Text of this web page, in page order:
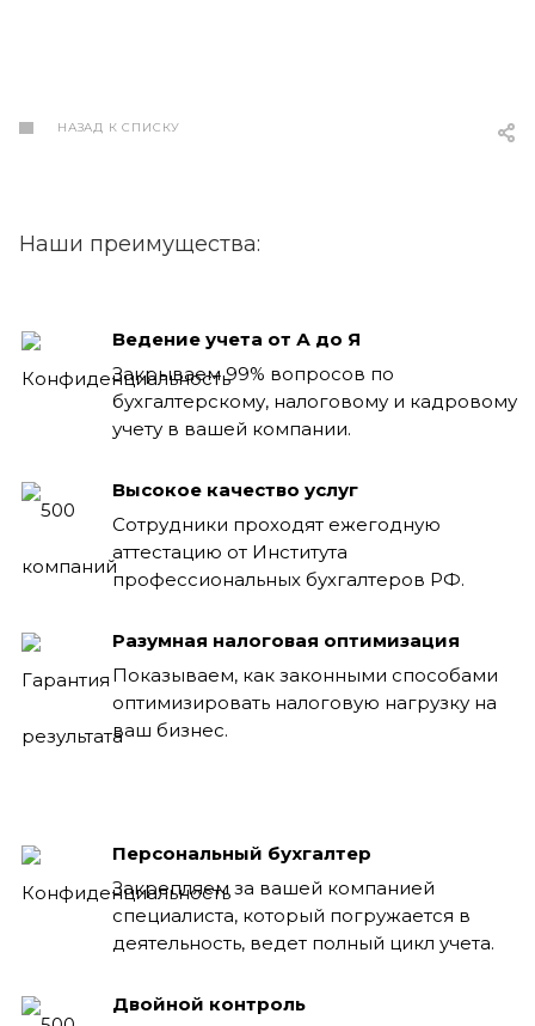
НАЗАД К СПИСКУ
Наши преимущества:
Ведение учета от А до Я
Закрываем 99% вопросов по
бухгалтерскому, налоговому и кадровому
учету в вашей компании.
Высокое качество услуг
Сотрудники проходят ежегодную
аттестацию от Института
профессиональных бухгалтеров РФ.
Разумная налоговая оптимизация
Показываем, как законными способами
оптимизировать налоговую нагрузку на
ваш бизнес.
Персональный бухгалтер
Закрепляем за вашей компанией
специалиста, который погружается в
деятельность, ведет полный цикл учета.
Двойной контроль